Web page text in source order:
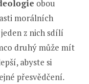
obou
morálních
z nich sdílí
druhý může mít
abyste si
přesvědčení.